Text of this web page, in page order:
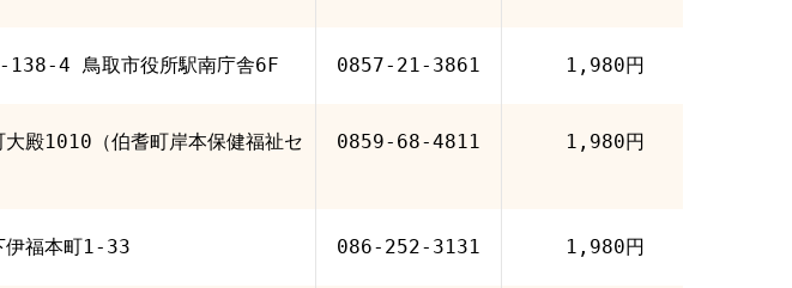
138-4 鳥取市役所駅南庁舎6F 0857-21-3861 1,980円
殿1010（伯耆町岸本保健福祉セ
0859-68-4811 1,980円
伊福本町1-33 086-252-3131 1,980円